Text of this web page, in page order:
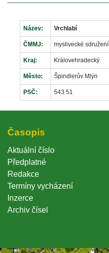
Název: Vrchlabí
ČMMJ: myslivecké sdružení
Kraj: Královehradecký
Město: Špindlerův Mlýn
PSČ: 543 51
Časopi
Aktuální číslo
Předplatné
Redakce
Termíny vycházení
Inzerce
Archiv čísel